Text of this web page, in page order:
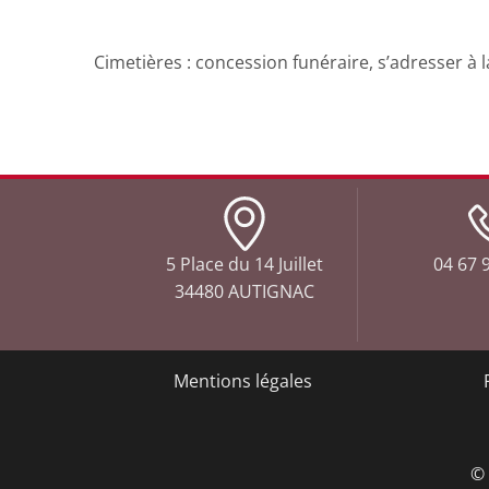
Cimetières : concession funéraire, s’adresser à
5 Place du 14 Juillet
34480 AUTIGNAC
04 67
Mentions légales
©